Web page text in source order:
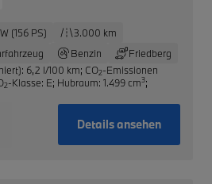
(156 PS)
3.000 km
Benzin
Friedberg
6,2 l/100 km; CO2-Emissionen
2-Klasse: E; Hubraum: 1.499 cm3;
Details ansehen